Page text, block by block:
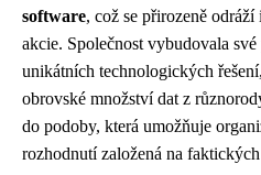
software, což se přirozeně
akcie. Společnost vybudovala
unikátních technologických
obrovské množství dat z
do podoby, která umožňuje
rozhodnutí založená na